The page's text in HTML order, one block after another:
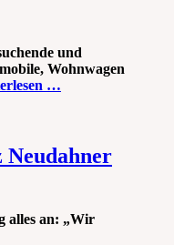
und
Wohnwagen
…
Neudahner
alles an: „Wir